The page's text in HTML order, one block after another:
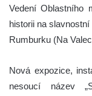
Vedení Oblastního
historii na
Rumburku (Na
Nová expozice,
nesoucí název